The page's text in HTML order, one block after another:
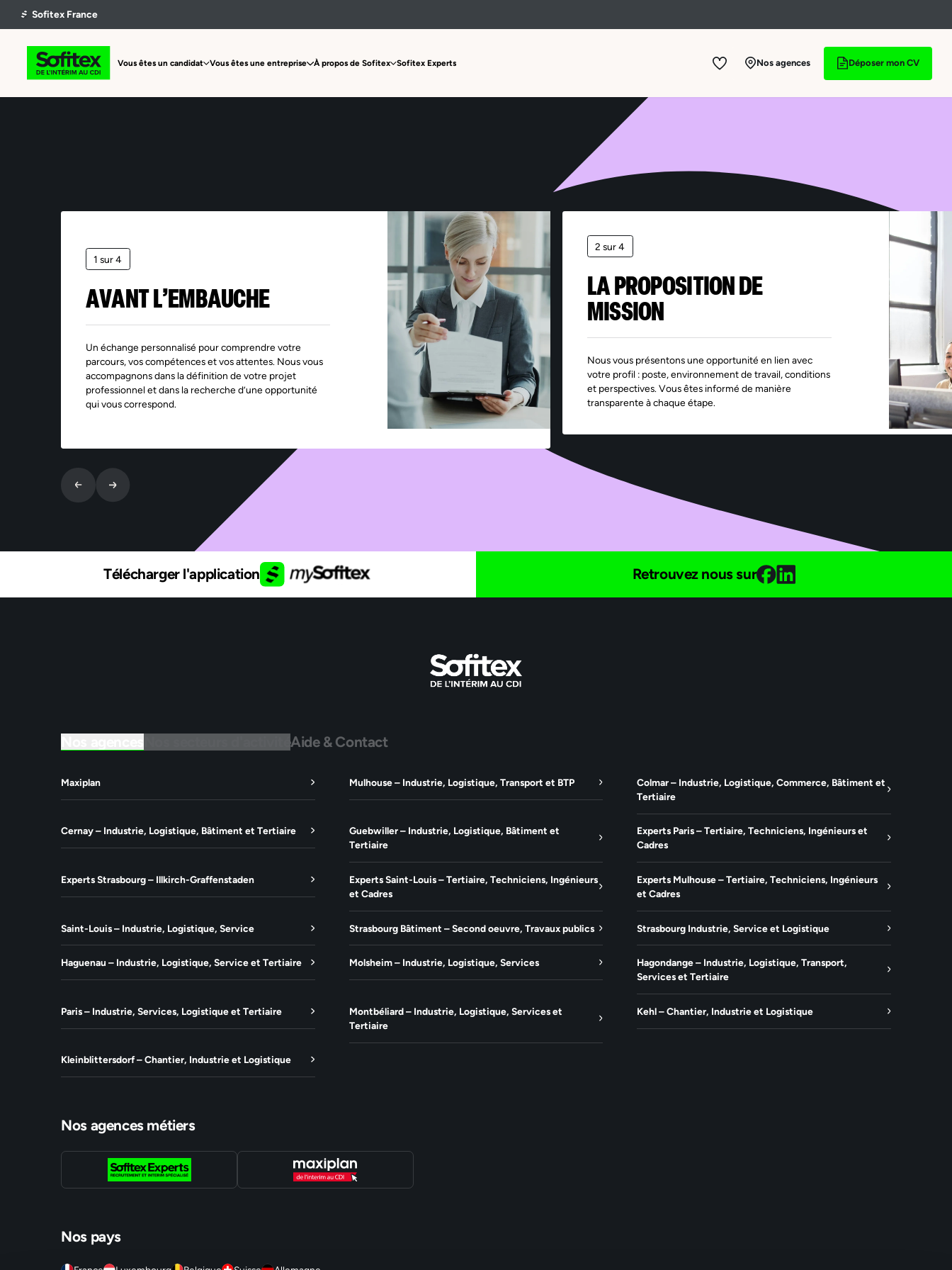
Vous êtes un candidat Vous êtes une entreprise À propos de Sofitex Sofitex Experts Nos agences Déposer mon CV
Offre non trouvée
1 sur 4
AVANT L’EMBAUCHE
Un échange personnalisé pour comprendre votre
parcours, vos compétences et vos attentes. Nous vous
accompagnons dans la définition de votre projet
professionnel et dans la recherche d’une opportunité
qui vous correspond.
2 sur 4
LA PROPOSITION DE
MISSION
Nous vous présentons une opportunité en lien avec
votre profil : poste, environnement de travail, conditions
et perspectives. Vous êtes informé de manière
transparente à chaque étape.
Télécharger l'application Retrouvez nous sur
Nos secteurs d'activitéAide & Contact
Maxiplan Mulhouse – Industrie, Logistique, Transport et BTP
Colmar – Industrie, Logistique, Commerce, Bâtiment et
Tertiaire
Cernay – Industrie, Logistique, Bâtiment et Tertiaire
Guebwiller – Industrie, Logistique, Bâtiment et
Tertiaire
Experts Paris – Tertiaire, Techniciens, Ingénieurs et
Cadres
Experts Strasbourg – Illkirch-Graffenstaden
Experts Saint-Louis – Tertiaire, Techniciens, Ingénieurs
et Cadres
Experts Mulhouse – Tertiaire, Techniciens, Ingénieurs
et Cadres
Saint-Louis – Industrie, Logistique, Service Strasbourg Bâtiment – Second oeuvre, Travaux publics Strasbourg Industrie, Service et Logistique
Haguenau – Industrie, Logistique, Service et Tertiaire Molsheim – Industrie, Logistique, Services
Hagondange – Industrie, Logistique, Transport,
Services et Tertiaire
Paris – Industrie, Services, Logistique et Tertiaire
Montbéliard – Industrie, Logistique, Services et
Tertiaire
Kehl – Chantier, Industrie et Logistique
Kleinblittersdorf – Chantier, Industrie et Logistique
Nos agences métiers
Nos pays